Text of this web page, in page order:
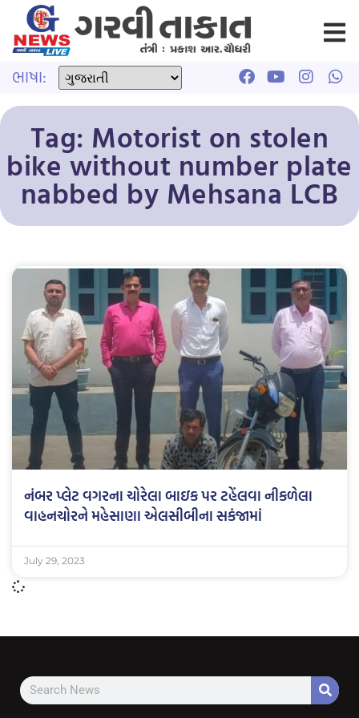
ભાષા:
Tag: Motorist on stolen
bike without number plate
nabbed by Mehsana LCB
નંબર પ્લેટ વગરના ચોરેલા બાઇક પર ટહેંલવા નીકળેલા
વાહનચોરને મહેસાણા એલસીબીના સકંજામાં
July 29, 2023